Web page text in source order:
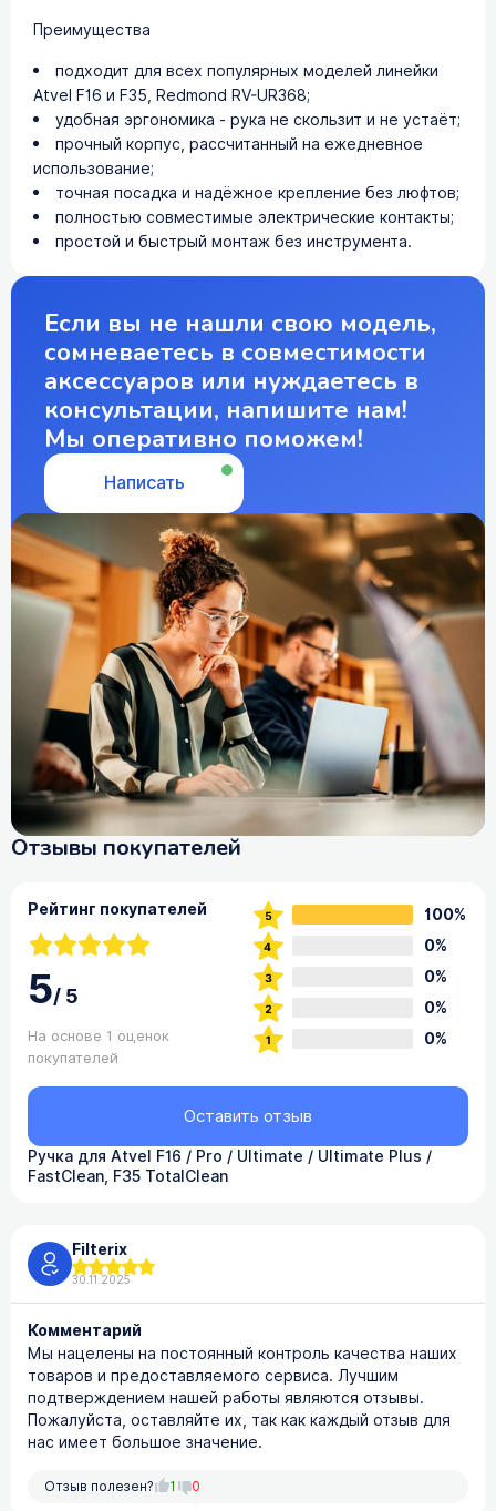
Преимущества
подходит для всех популярных моделей линейки
Atvel F16 и F35, Redmond RV-UR368;
удобная эргономика - рука не скользит и не устаёт;
прочный корпус, рассчитанный на ежедневное
использование;
точная посадка и надёжное крепление без люфтов;
полностью совместимые электрические контакты;
простой и быстрый монтаж без инструмента.
Если вы не нашли свою модель,
сомневаетесь в совместимости
аксессуаров или нуждаетесь в
консультации, напишите нам!
Мы оперативно поможем!
Написать
Отзывы покупателей
Рейтинг покупателей
5/5
На основе 1 оценок
покупателей
100%
0%
0%
0%
0%
Ручка для Atvel F16 / Pro / Ultimate / Ultimate Plus /
FastClean, F35 TotalClean
Оставить отзыв
Filterix
30.11.2025
Комментарий
Мы нацелены на постоянный контроль качества наших
товаров и предоставляемого сервиса. Лучшим
подтверждением нашей работы являются отзывы.
Пожалуйста, оставляйте их, так как каждый отзыв для
нас имеет большое значение.
Отзыв полезен? 1 0